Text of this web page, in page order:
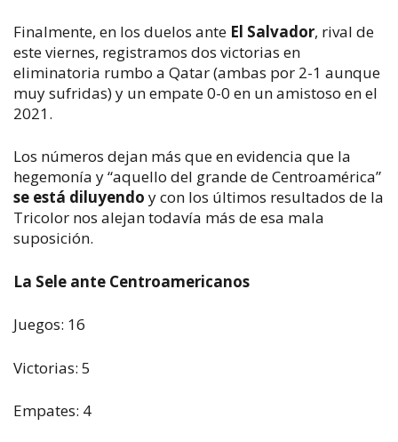
Finalmente, en los duelos ante El Salvador, rival de
este viernes, registramos dos victorias en
eliminatoria rumbo a Qatar (ambas por 2-1 aunque
muy sufridas) y un empate 0-0 en un amistoso en el
2021.
Los números dejan más que en evidencia que la
hegemonía y “aquello del grande de Centroamérica”
se está diluyendo y con los últimos resultados de la
Tricolor nos alejan todavía más de esa mala
suposición.
La Sele ante Centroamericanos
Juegos: 16
Victorias: 5
Empates: 4